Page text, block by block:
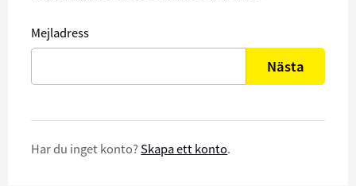
Mejladress
Nästa
Har du inget konto? Skapa ett konto.